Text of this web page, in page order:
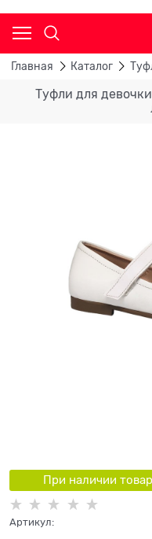
Главная Каталог
Туфли для
При наличии
Артикул: